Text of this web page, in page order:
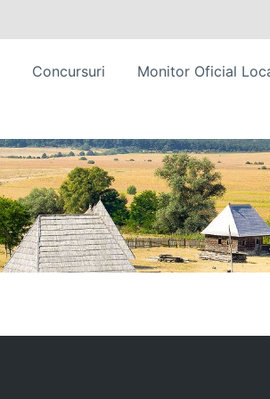
Concursuri
Monitor Oficial